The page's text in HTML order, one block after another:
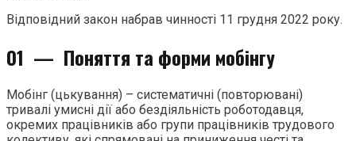
Відповідний закон набрав чинності 11 грудня 2022 року.
01 — Поняття та форми мобінгу
Мобінг (цькування) – систематичні (повторювані)
тривалі умисні дії або бездіяльність роботодавця,
окремих працівників або групи працівників трудового